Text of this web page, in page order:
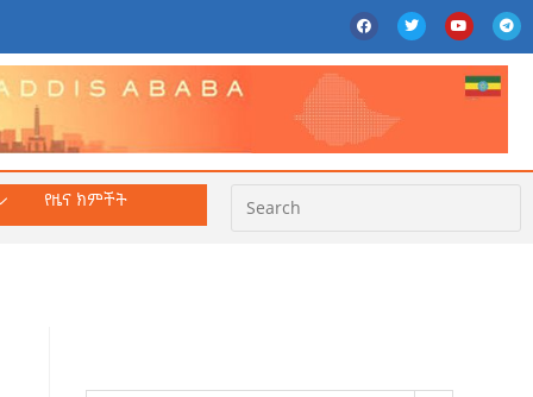
የዜና ክምችት